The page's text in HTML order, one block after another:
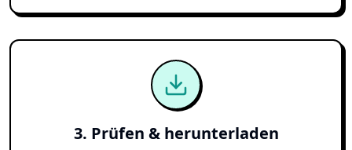
3. Prüfen & herunterladen